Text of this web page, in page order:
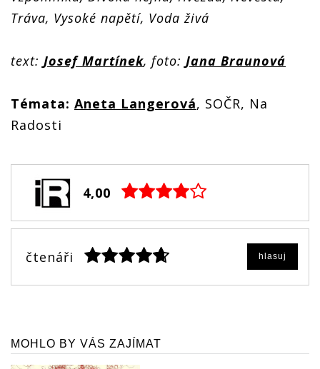
Tráva, Vysoké napětí, Voda živá
text: Josef Martínek, foto: Jana Braunová
Témata: Aneta Langerová, SOČR, Na
Radosti
4,00
čtenáři hlasuj
MOHLO BY VÁS ZAJÍMAT